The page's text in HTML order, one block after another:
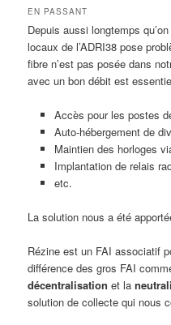
EN PASSANT
Depuis aussi longtemps
locaux de l’ADRI38 pose
fibre n’est pas posée dans
avec un bon débit est
Accès pour les postes
Auto-hébergement de
Maintien des horloges
Implantation de relais
etc.
La solution nous a été
Rézine est un FAI associatif
différence des gros FAI
décentralisationet la
solution de collecte qui nous